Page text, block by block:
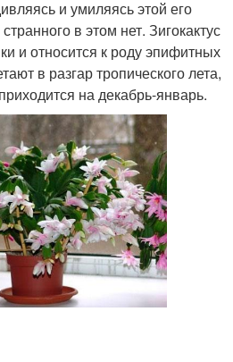
и умиляясь этой его
в этом нет. Зигокактус
и относится к роду эпифитных
в разгар тропического лета,
на декабрь-январь.